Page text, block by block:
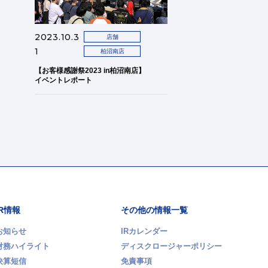
2023.10.3
1
店舗
柏沼南店
【お客様感謝祭2023 in柏沼南店】
イベントレポート
情報
知らせ
務ハイライト
算短信
その他の情報一覧
IRカレンダー
ディスクロージャーポリシー
免責事項